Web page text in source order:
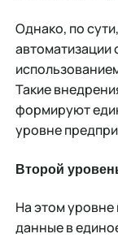
Однако, по
автоматизации
Такие
формируют
уровне
Второй
На этом
данные в